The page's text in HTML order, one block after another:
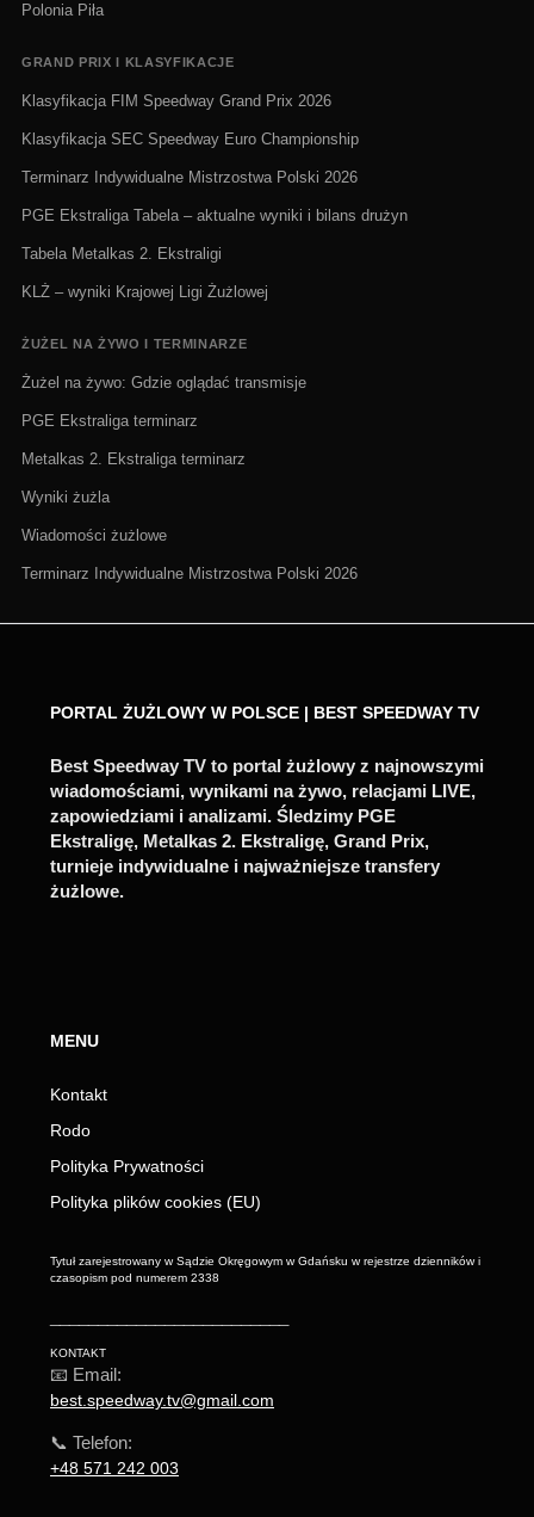
Polonia Piła
GRAND PRIX I KLASYFIKACJE
Klasyfikacja FIM Speedway Grand Prix 2026
Klasyfikacja SEC Speedway Euro Championship
Terminarz Indywidualne Mistrzostwa Polski 2026
PGE Ekstraliga Tabela – aktualne wyniki i bilans drużyn
Tabela Metalkas 2. Ekstraligi
KLŻ – wyniki Krajowej Ligi Żużlowej
ŻUŻEL NA ŻYWO I TERMINARZE
Żużel na żywo: Gdzie oglądać transmisje
PGE Ekstraliga terminarz
Metalkas 2. Ekstraliga terminarz
Wyniki żużla
Wiadomości żużlowe
Terminarz Indywidualne Mistrzostwa Polski 2026
PORTAL ŻUŻLOWY W POLSCE | BEST SPEEDWAY TV
Best Speedway TV to portal żużlowy z najnowszymi
wiadomościami, wynikami na żywo, relacjami LIVE,
zapowiedziami i analizami. Śledzimy PGE
Ekstraligę, Metalkas 2. Ekstraligę, Grand Prix,
turnieje indywidualne i najważniejsze transfery
żużlowe.
MENU
Kontakt
Rodo
Polityka Prywatności
Polityka plików cookies (EU)
Tytuł zarejestrowany w Sądzie Okręgowym w Gdańsku w rejestrze dzienników i
czasopism pod numerem 2338
KONTAKT
📧 Email:
best.speedway.tv@gmail.com
📞 Telefon:
+48 571 242 003